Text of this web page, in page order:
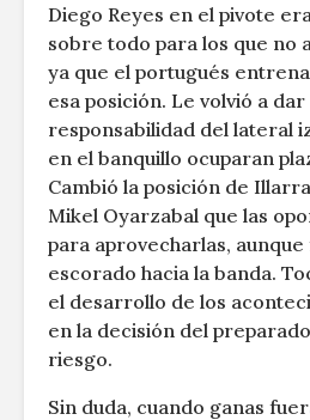
Diego Reyes en el pivote
sobre todo para los que no
ya que el portugués
esa posición. Le volvió a
responsabilidad del lateral
en el banquillo ocuparan
Cambió la posición de
Mikel Oyarzabal que las
para aprovecharlas, aunque
escorado hacia la banda.
el desarrollo de los
en la decisión del
riesgo.
Sin duda, cuando ganas